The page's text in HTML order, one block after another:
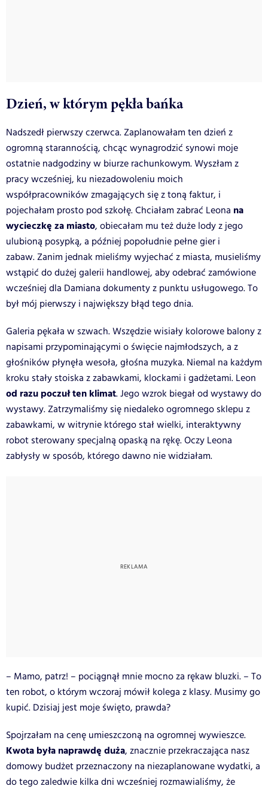
Dzień, w którym pękła bańka
Nadszedł pierwszy czerwca. Zaplanowałam ten dzień z
ogromną starannością, chcąc wynagrodzić synowi moje
ostatnie nadgodziny w biurze rachunkowym. Wyszłam z
pracy wcześniej, ku niezadowoleniu moich
współpracowników zmagających się z toną faktur, i
pojechałam prosto pod szkołę. Chciałam zabrać Leona na
wycieczkę za miasto, obiecałam mu też duże lody z jego
ulubioną posypką, a później popołudnie pełne gier i
zabaw. Zanim jednak mieliśmy wyjechać z miasta, musieliśmy
wstąpić do dużej galerii handlowej, aby odebrać zamówione
wcześniej dla Damiana dokumenty z punktu usługowego. To
był mój pierwszy i największy błąd tego dnia.
Galeria pękała w szwach. Wszędzie wisiały kolorowe balony z
napisami przypominającymi o święcie najmłodszych, a z
głośników płynęła wesoła, głośna muzyka. Niemal na każdym
kroku stały stoiska z zabawkami, klockami i gadżetami. Leon
od razu poczuł ten klimat. Jego wzrok biegał od wystawy do
wystawy. Zatrzymaliśmy się niedaleko ogromnego sklepu z
zabawkami, w witrynie którego stał wielki, interaktywny
robot sterowany specjalną opaską na rękę. Oczy Leona
zabłysły w sposób, którego dawno nie widziałam.
– Mamo, patrz! – pociągnął mnie mocno za rękaw bluzki. – To
ten robot, o którym wczoraj mówił kolega z klasy. Musimy go
kupić. Dzisiaj jest moje święto, prawda?
Spojrzałam na cenę umieszczoną na ogromnej wywieszce.
Kwota była naprawdę duża, znacznie przekraczająca nasz
domowy budżet przeznaczony na niezaplanowane wydatki, a
do tego zaledwie kilka dni wcześniej rozmawialiśmy, że